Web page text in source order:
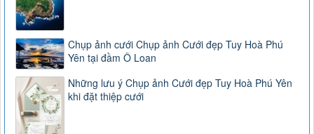
Chụp ảnh cưới Chụp ảnh Cưới đẹp Tuy Hoà Phú
Yên tại đầm Ô Loan
Những lưu ý Chụp ảnh Cưới đẹp Tuy Hoà Phú Yên
khi đặt thiệp cưới